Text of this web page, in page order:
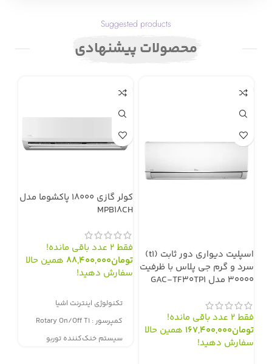
Suggested products
محصولات پیشنهادی
اسپلیت دیواری دور ثابت (t1)
سرد و گرم جی پلاس با ظرفیت
30000 مدل GAC-TF30TP1
فقط 2 عدد باقی مانده!
تومان167,400,000 همین حالا
سفارش دهید!
کولر گازی 18000 پاکشوما مدل
MPB18CH
فقط 2 عدد باقی مانده!
تومان88,400,000 همین حالا
سفارش دهید!
تکنولوژی اینترنت اشیا
کمپرسور : Rotary On/Off T1
سیستم خنک‌کننده توربو